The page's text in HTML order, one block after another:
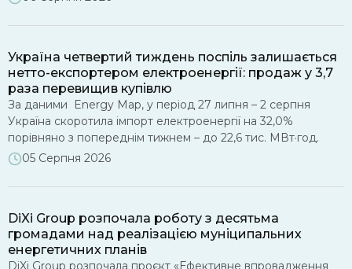
схвалила зміни до Плану України. Це рішення, відкриває
фінансування вже у 2026 році в межах […]
Україна четвертий тиждень поспіль залишається
нетто-експортером електроенергії: продаж у 3,7
раза перевищив купівлю
За даними Energy Map, у період 27 липня – 2 серпня
Україна скоротила імпорт електроенергії на 32,0%
порівняно з попереднім тижнем – до 22,6 тис. МВт·год.
Водночас експорт зріс на 49,6% – до 84,2 тис. МВт·год.
статус нетто-експортера: обсяг поставок електроенергії
05 Серпня 2026
DiXi Group розпочала роботу з десятьма
громадами над реалізацією муніципальних
енергетичних планів
DiXi Group розпочала проєкт «Ефективне впровадження